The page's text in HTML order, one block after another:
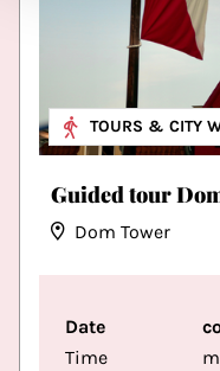
MUSEUM &
TOURS & CITY
Guided tour
Dom Tower
Date
Time